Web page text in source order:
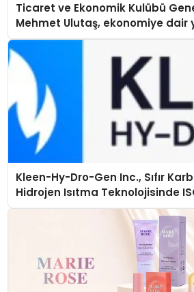
Ticaret ve Ekonomik Kulübü
Mehmet Ulutaş, ekonomiye dair
açıklamada şunları kaydetti:
Kleen-Hy-Dro-Gen Inc., Sıfır
Hidrojen Isıtma Teknolojisinde
Düzenleyici Onaylarını Aldı